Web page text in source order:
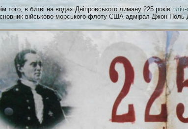
того, в битві на водах Дніпровського лиману 225 років
військово-морського флоту США адмірал Джон Поль